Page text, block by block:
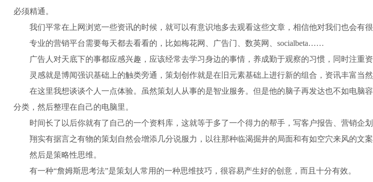
必须精通。
我们平常在上网浏览一些资讯的时候，就可以有意识地多去观看这些文章，相信他对我们也会有很
专业的营销平台需要每天都去看看的，比如梅花网、广告门、数英网、socialbeta……
广告人对天底下的事都应感兴趣，应该经常去学习身边的事情，养成勤于观察的习惯，同时注重资
灵感就是博闻强识基础上的触类旁通，策划创作就是在旧元素基础上进行新的组合，资讯丰富当然
在这里我想谈谈个人一点体验。虽然策划人从事的是智业服务。但是他的脑子再发达也不如电
分类，然后整理在自己的电脑里。
时间长了以后你就有了自己的一个资料库，这就等于多了一个得力的帮手，写客户报告、营销企
翔实有据言之有物的策划自然会增添几分说服力，以往那种临渴掘井的局面和有如空穴来风的文案
然后是策略性思维。
有一种“詹姆斯思考法”是策划人常用的一种思维技巧，很容易产生好的创意，而且十分有效。